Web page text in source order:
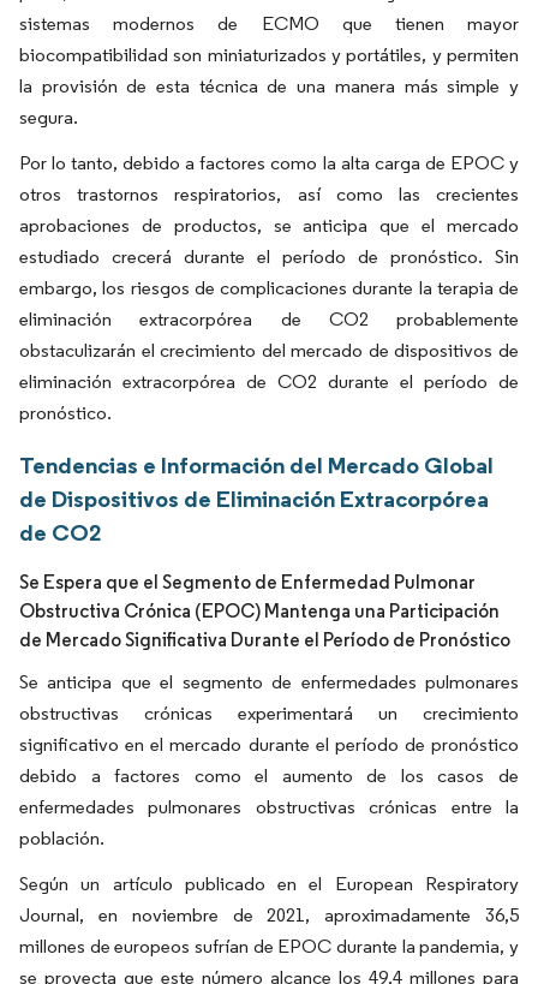
sistemas modernos de ECMO que tienen mayor
biocompatibilidad son miniaturizados y portátiles, y permiten
la provisión de esta técnica de una manera más simple y
segura.
Por lo tanto, debido a factores como la alta carga de EPOC y
otros trastornos respiratorios, así como las crecientes
aprobaciones de productos, se anticipa que el mercado
estudiado crecerá durante el período de pronóstico. Sin
embargo, los riesgos de complicaciones durante la terapia de
eliminación extracorpórea de CO2 probablemente
obstaculizarán el crecimiento del mercado de dispositivos de
eliminación extracorpórea de CO2 durante el período de
pronóstico.
Tendencias e Información del Mercado Global
de Dispositivos de Eliminación Extracorpórea
de CO2
Se Espera que el Segmento de Enfermedad Pulmonar
Obstructiva Crónica (EPOC) Mantenga una Participación
de Mercado Significativa Durante el Período de Pronóstico
Se anticipa que el segmento de enfermedades pulmonares
obstructivas crónicas experimentará un crecimiento
significativo en el mercado durante el período de pronóstico
debido a factores como el aumento de los casos de
enfermedades pulmonares obstructivas crónicas entre la
población.
Según un artículo publicado en el European Respiratory
Journal, en noviembre de 2021, aproximadamente 36,5
millones de europeos sufrían de EPOC durante la pandemia, y
se proyecta que este número alcance los 49,4 millones para